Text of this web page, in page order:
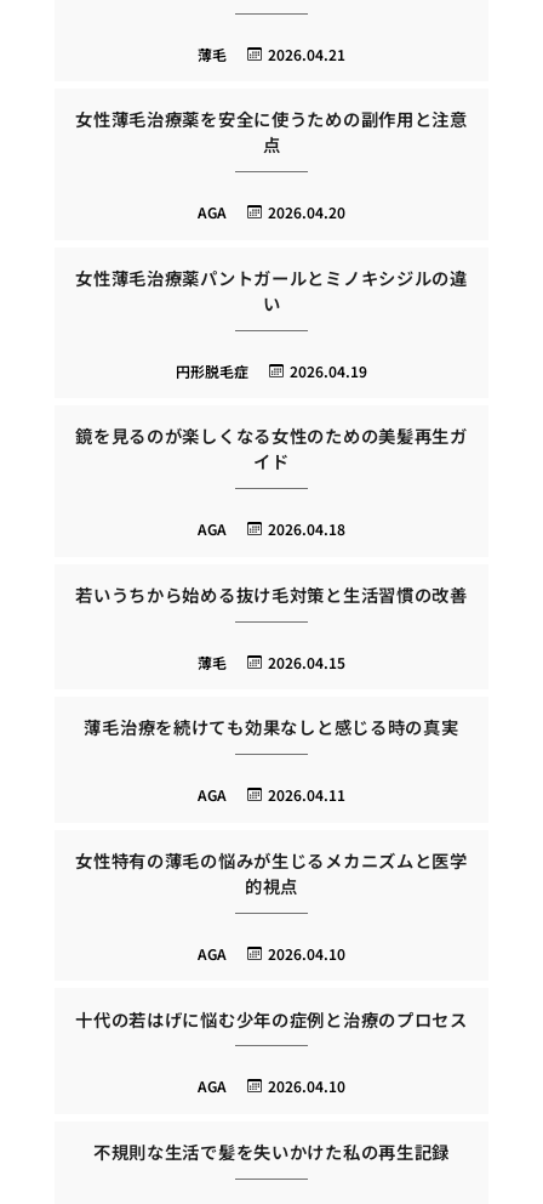
2026.04.21
薄毛
女性薄毛治療薬を安全に使うための副作用と注意
点
2026.04.20
AGA
女性薄毛治療薬パントガールとミノキシジルの違
い
2026.04.19
円形脱毛症
鏡を見るのが楽しくなる女性のための美髪再生ガ
イド
2026.04.18
AGA
若いうちから始める抜け毛対策と生活習慣の改善
2026.04.15
薄毛
薄毛治療を続けても効果なしと感じる時の真実
2026.04.11
AGA
女性特有の薄毛の悩みが生じるメカニズムと医学
的視点
2026.04.10
AGA
十代の若はげに悩む少年の症例と治療のプロセス
2026.04.10
AGA
不規則な生活で髪を失いかけた私の再生記録